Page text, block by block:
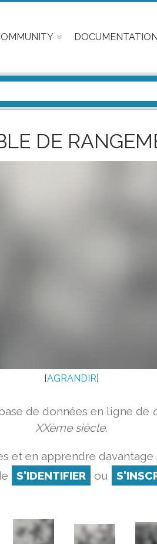
DOCUMENTATION
DE
[AGRANDIR]
de données en ligne de
XXème siècle.
et en apprendre davantage
S'IDENTIFIER ou